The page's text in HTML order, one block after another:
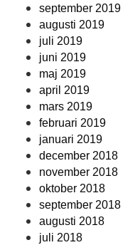
september 2019
augusti 2019
juli 2019
juni 2019
maj 2019
april 2019
mars 2019
februari 2019
januari 2019
december 2018
november 2018
oktober 2018
september 2018
augusti 2018
juli 2018